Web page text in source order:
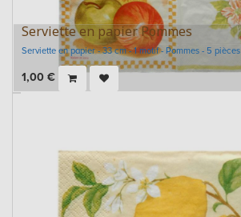
Serviette en papier Pommes
Serviette en papier - 33 cm - 1 motif - Pommes - 5 pièces
1,00 €